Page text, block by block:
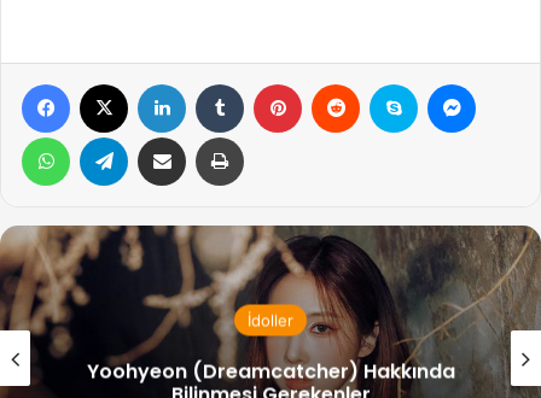
Facebook LinkedIn Tumblr Pinterest Reddit Skype
WhatsAppTelegram Email ile gönder Yazdır
İdoller
Handong (Dreamcatcher) Hakkında